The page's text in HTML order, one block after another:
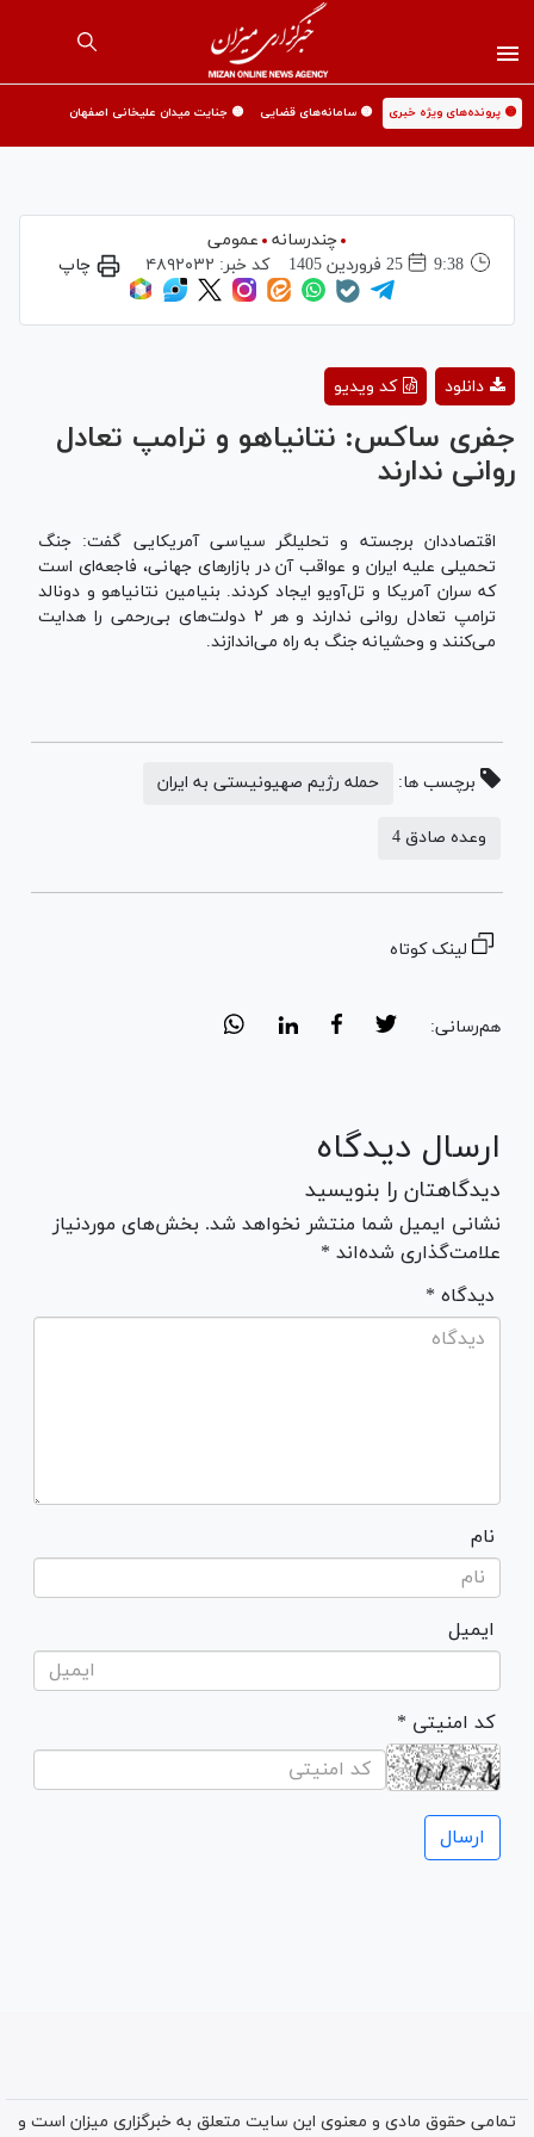
🟡 پرونده‌های ویژه خبری 🟡 سامانه‌های قضایی 🟡 جنایت میدان علیخانی اصفهان
چندرسانه
عمومی
9:38
25 فروردين 1405 کد خبر: ۴۸۹۲۰۳۲ چاپ
Video
کد ویدیو دانلود
جفری ساکس: نتانیاهو و ترامپ تعادل
روانی ندارند
اقتصاددان برجسته و تحلیلگر سیاسی آمریکایی گفت: جنگ
تحمیلی علیه ایران و عواقب آن در بازارهای جهانی، فاجعه‌ای است
که سران آمریکا و تل‌آویو ایجاد کردند. بنیامین نتانیاهو و دونالد
ترامپ تعادل روانی ندارند و هر ۲ دولت‌های بی‌رحمی را هدایت
می‌کنند و وحشیانه جنگ به راه می‌اندازند.
برچسب ها: حمله رژیم صهیونیستی به ایران
وعده صادق 4
لینک کوتاه
هم‌رسانی:
ارسال دیدگاه
دیدگاهتان را بنویسید
نشانی ایمیل شما منتشر نخواهد شد. بخش‌های موردنیاز
علامت‌گذاری شده‌اند *
* دیدگاه
نام
ایمیل
* کد امنیتی
تمامی حقوق مادی و معنوی این سایت متعلق به خبرگزاری میزان است و